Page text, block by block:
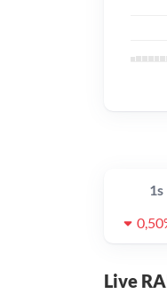
1s
Live